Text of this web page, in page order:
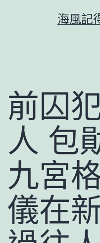
容
海風記
前囚
人 包
九宮
儀在